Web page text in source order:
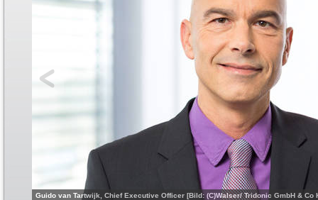
Guido van Tartwijk, Chief Executive Officer [Bild: (C)Walser/ Tridonic GmbH & Co